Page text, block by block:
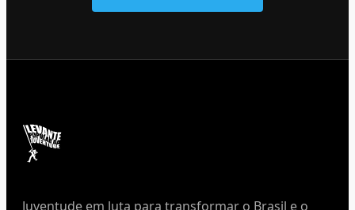
Juventude em luta para transformar o Brasil e o